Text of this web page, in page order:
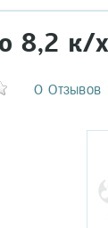
8,2 к/
0 Отзывов